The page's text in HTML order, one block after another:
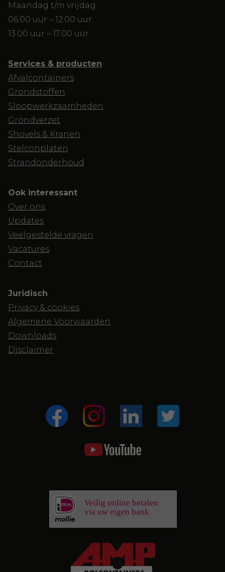
Maandag t/m vrijdag
06.00 uur – 12.00 uur
13.00 uur – 17.00 uur
Services & producten
Afvalcontainers
Grondstoffen
Sloopwerkzaamheden
Grondverzet
Shovels & Kranen
Stelconplaten
Strandonderhoud
Ook interessant
Over ons
Updates
Veelgestelde vragen
Vacatures
Contact
Juridisch
Privacy & cookies
Algemene Voorwaarden
Downloads
Disclaimer
Veilig online betalen
via uw eigen bank